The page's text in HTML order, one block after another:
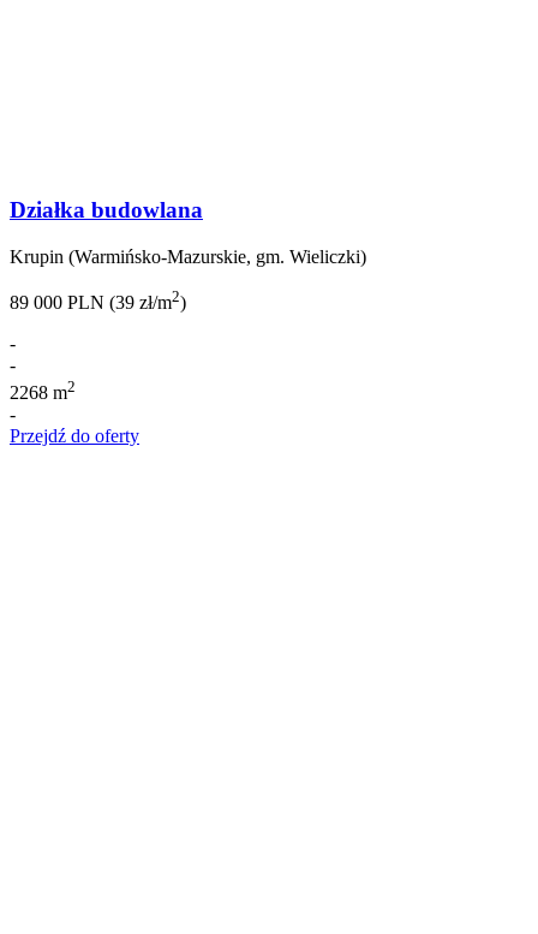
Działka budowlana
Krupin (Warmińsko-Mazurskie, gm. Wieliczki)
89 000 PLN (39 zł/m2)
-
-
2268 m2
-
Przejdź do oferty